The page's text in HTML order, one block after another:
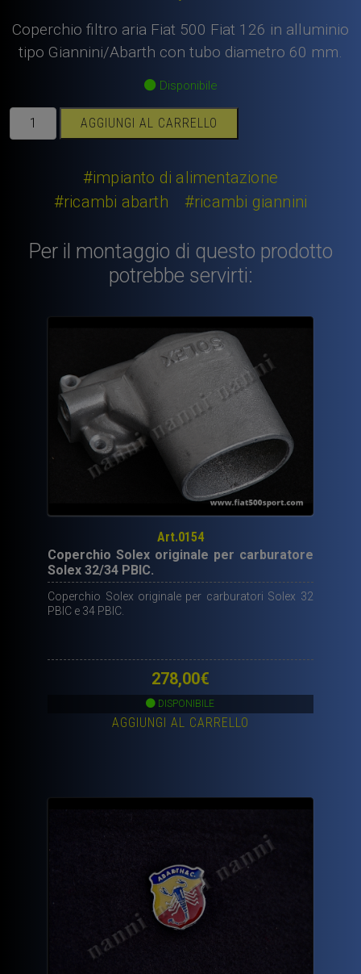
Coperchio filtro aria Fiat 500 Fiat 126 in alluminio
tipo Giannini/Abarth con tubo diametro 60 mm.
Disponibile
Coperchio
filtro
Giannini
AGGIUNGI AL CARRELLO
#impianto di alimentazione
#ricambi abarth
#ricambi giannini
Per il montaggio di questo prodotto
potrebbe servirti:
Art.0154
Coperchio Solex originale per carburatore
Solex 32/34 PBIC.
Coperchio Solex originale per carburatori Solex 32
PBIC e 34 PBIC.
278,00€
DISPONIBILE
AGGIUNGI AL CARRELLO